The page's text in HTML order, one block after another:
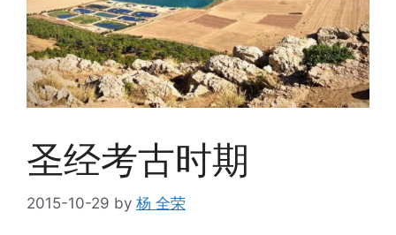
圣经考古时期
2015-10-29 by 杨 全荣